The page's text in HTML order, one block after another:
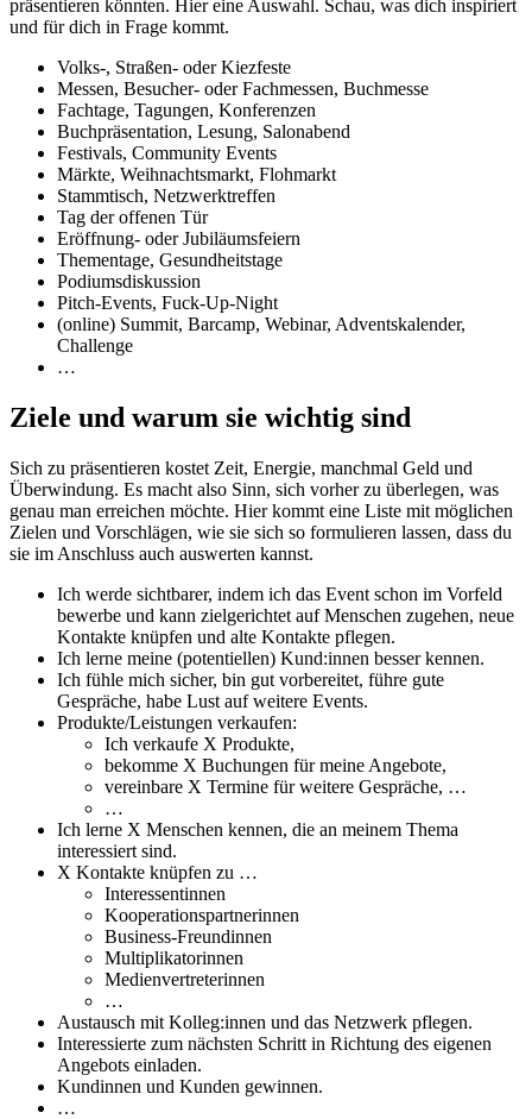
präsentieren könnten. Hier eine Auswahl. Schau, was dich inspiriert
und für dich in Frage kommt.
Volks-, Straßen- oder Kiezfeste
Messen, Besucher- oder Fachmessen, Buchmesse
Fachtage, Tagungen, Konferenzen
Buchpräsentation, Lesung, Salonabend
Festivals, Community Events
Märkte, Weihnachtsmarkt, Flohmarkt
Stammtisch, Netzwerktreffen
Tag der offenen Tür
Eröffnung- oder Jubiläumsfeiern
Thementage, Gesundheitstage
Podiumsdiskussion
Pitch-Events, Fuck-Up-Night
(online) Summit, Barcamp, Webinar, Adventskalender,
Challenge
…
Ziele und warum sie wichtig sind
Sich zu präsentieren kostet Zeit, Energie, manchmal Geld und
Überwindung. Es macht also Sinn, sich vorher zu überlegen, was
genau man erreichen möchte. Hier kommt eine Liste mit möglichen
Zielen und Vorschlägen, wie sie sich so formulieren lassen, dass du
sie im Anschluss auch auswerten kannst.
Ich werde sichtbarer, indem ich das Event schon im Vorfeld
bewerbe und kann zielgerichtet auf Menschen zugehen, neue
Kontakte knüpfen und alte Kontakte pflegen.
Ich lerne meine (potentiellen) Kund:innen besser kennen.
Ich fühle mich sicher, bin gut vorbereitet, führe gute
Gespräche, habe Lust auf weitere Events.
Produkte/Leistungen verkaufen:
Ich verkaufe X Produkte,
bekomme X Buchungen für meine Angebote,
vereinbare X Termine für weitere Gespräche, …
…
Ich lerne X Menschen kennen, die an meinem Thema
interessiert sind.
X Kontakte knüpfen zu …
Interessentinnen
Kooperationspartnerinnen
Business-Freundinnen
Multiplikatorinnen
Medienvertreterinnen
…
Austausch mit Kolleg:innen und das Netzwerk pflegen.
Interessierte zum nächsten Schritt in Richtung des eigenen
Angebots einladen.
Kundinnen und Kunden gewinnen.
…